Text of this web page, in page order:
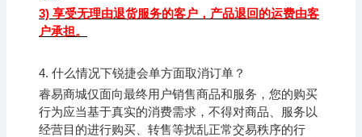
3) 享受无理由退货服务的客户，产品退回的运费由客
户承担。
4. 什么情况下锐捷会单方面取消订单？
睿易商城仅面向最终用户销售商品和服务，您的购买
行为应当基于真实的消费需求，不得对商品、服务以
经营目的进行购买、转售等扰乱正常交易秩序的行